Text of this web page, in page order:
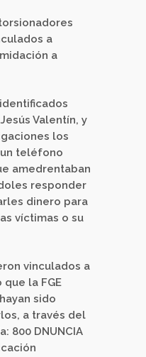
a
a
Valentín, y
los
teléfono
amedrentaban
responder
dinero para
víctimas o su
vinculados a
la FGE
sido
a través del
800 DNUNCIA